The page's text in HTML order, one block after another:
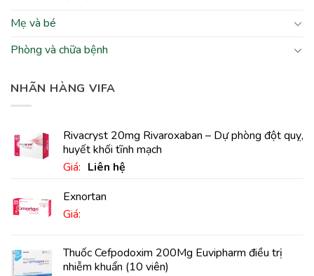
Mẹ và bé
Phòng và chữa bệnh
NHÃN HÀNG VIFA
Rivacryst 20mg Rivaroxaban – Dự phòng đột quỵ,
huyết khối tĩnh mạch
Giá: Liên hệ
Exnortan
Giá:
Thuốc Cefpodoxim 200Mg Euvipharm điều trị
nhiễm khuẩn (10 viên)